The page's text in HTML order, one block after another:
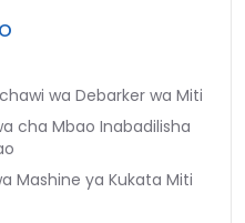
wa Debarker wa Miti
cha Mbao Inabadilisha
Mashine ya Kukata Miti